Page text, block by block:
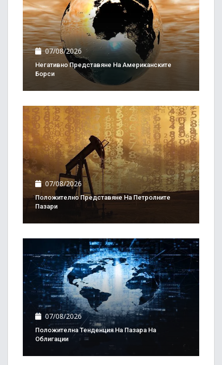
07/08/2026
Негативно Представяне На Американските
Борси
07/08/2026
Положително Представяне На Петролните
Пазари
07/08/2026
Положителна Тенденция На Пазара На
Облигации